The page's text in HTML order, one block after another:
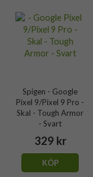
Spigen - Google
Pixel 9/Pixel 9 Pro -
Skal - Tough Armor
- Svart
329 kr
KÖP